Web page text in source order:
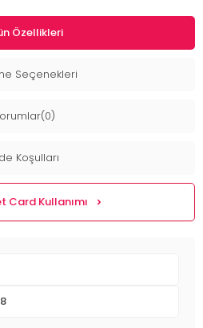
Özellikleri
Seçenekleri
Koşulları
Card Kullanımı